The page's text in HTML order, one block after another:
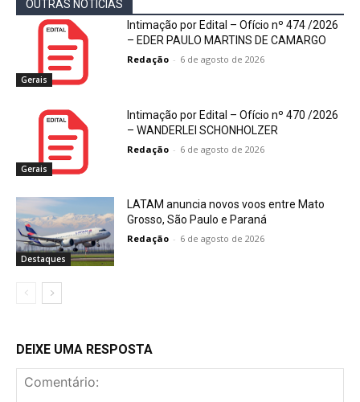
OUTRAS NOTÍCIAS
Gerais
Intimação por Edital – Ofício nº 474 /2026
– EDER PAULO MARTINS DE CAMARGO
Redação - 6 de agosto de 2026
Gerais
Intimação por Edital – Ofício nº 470 /2026
– WANDERLEI SCHONHOLZER
Redação - 6 de agosto de 2026
Destaques
LATAM anuncia novos voos entre Mato
Grosso, São Paulo e Paraná
Redação - 6 de agosto de 2026
DEIXE UMA RESPOSTA